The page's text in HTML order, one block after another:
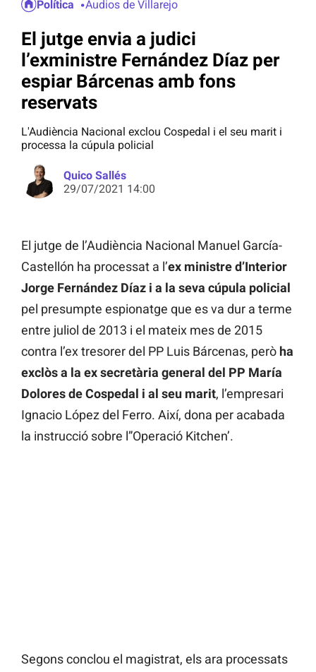
Política Audios de Villarejo
El jutge envia a judici
l’exministre Fernández Díaz per
espiar Bárcenas amb fons
reservats
L'Audiència Nacional exclou Cospedal i el seu marit i
processa la cúpula policial
Quico Sallés
29/07/2021 14:00
El jutge de l’Audiència Nacional Manuel García-
Castellón ha processat a l’ex ministre d’Interior
Jorge Fernández Díaz i a la seva cúpula policial
pel presumpte espionatge que es va dur a terme
entre juliol de 2013 i el mateix mes de 2015
contra l’ex tresorer del PP Luis Bárcenas, però ha
exclòs a la ex secretària general del PP María
Dolores de Cospedal i al seu marit, l’empresari
Ignacio López del Ferro. Així, dona per acabada
la instrucció sobre l”Operació Kitchen’.
Segons conclou el magistrat, els ara processats